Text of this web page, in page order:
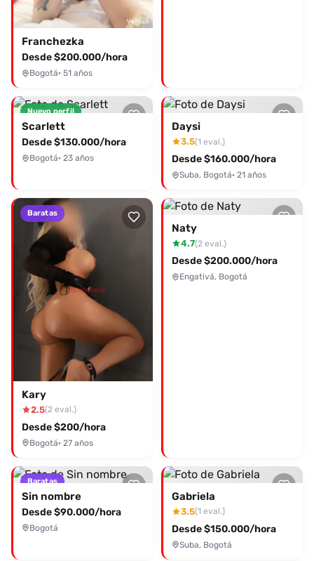
Franchezka
Desde $200.000/hora
Bogotá· 51 años
Nuevo perfil
Scarlett
Desde $130.000/hora
Bogotá· 23 años
Daysi
3.5(1 eval.)
Desde $160.000/hora
Suba, Bogotá· 21 años
Baratas
Kary
2.5(2 eval.)
Desde $200/hora
Bogotá· 27 años
Naty
4.7(2 eval.)
Desde $200.000/hora
Engativá, Bogotá
Baratas
Sin nombre
Desde $90.000/hora
Bogotá
Gabriela
3.5(1 eval.)
Desde $150.000/hora
Suba, Bogotá